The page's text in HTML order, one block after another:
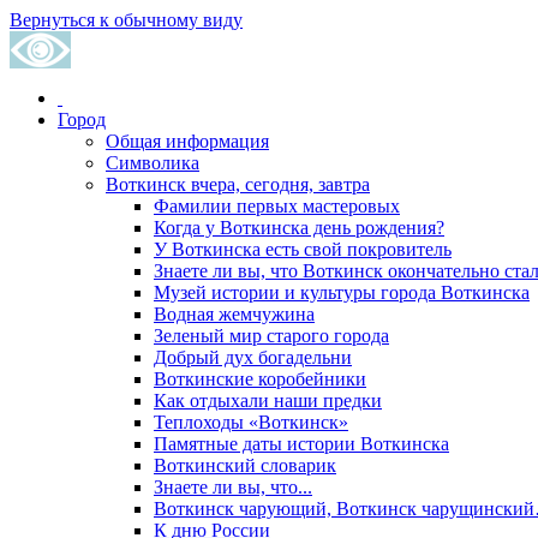
Вернуться к обычному виду
Город
Общая информация
Символика
Воткинск вчера, сегодня, завтра
Фамилии первых мастеровых
Когда у Воткинска день рождения?
У Воткинска есть свой покровитель
Знаете ли вы, что Воткинск окончательно
Музей истории и культуры города Воткинска
Водная жемчужина
Зеленый мир старого города
Добрый дух богадельни
Воткинские коробейники
Как отдыхали наши предки
Теплоходы «Воткинск»
Памятные даты истории Воткинска
Воткинский словарик
Знаете ли вы, что...
Воткинск чарующий, Воткинск
К дню России